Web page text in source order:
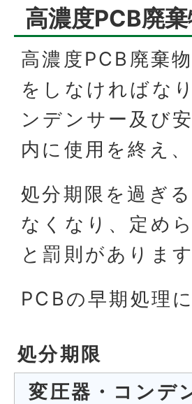
高濃度PCB廃
高濃度PCB廃棄
をしなければな
ンデンサー及び
内に使用を終え
処分期限を過ぎ
なくなり、定め
と罰則があります
PCBの早期処理
処分期限
変圧器・コンデ